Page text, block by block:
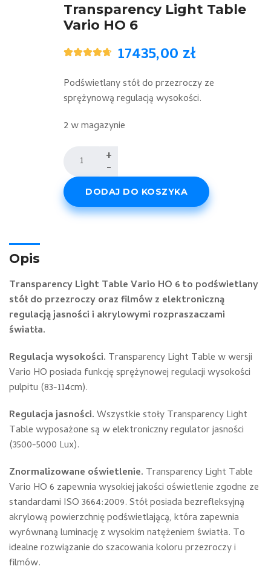
Transparency Light Table
Vario HO 6
Oceniony
na
podstawie
3
ocen
klientów
17435,00 zł
Podświetlany stół do przezroczy ze
sprężynową regulacją wysokości.
2 w magazynie
Transparency
Light
Table
Vario
+
-
DODAJ DO KOSZYKA
Opis
Transparency Light Table Vario HO 6 to podświetlany
stół do przezroczy oraz filmów z elektroniczną
regulacją jasności i akrylowymi rozpraszaczami
światła.
Regulacja wysokości. Transparency Light Table w wersji
Vario HO posiada funkcję sprężynowej regulacji wysokości
pulpitu (83-114cm).
Regulacja jasności.Wszystkie stoły Transparency Light
Table wyposażone są w elektroniczny regulator jasności
(3500-5000 Lux).
Znormalizowane oświetlenie. Transparency Light Table
Vario HO 6 zapewnia wysokiej jakości oświetlenie zgodne ze
standardami ISO 3664:2009. Stół posiada bezrefleksyjną
akrylową powierzchnię podświetlającą, która zapewnia
wyrównaną luminację z wysokim natężeniem światła. To
idealne rozwiązanie do szacowania koloru przezroczy i
filmów.